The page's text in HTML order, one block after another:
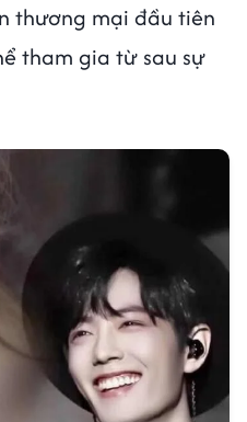
thương mại đầu tiên
tham gia từ sau sự